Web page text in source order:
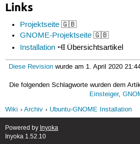
Links
Projektseite 🇬🇧
GNOME-Projektseite 🇬🇧
Installation
Übersichtsartikel
Diese Revision wurde am 1. April 2020
Die folgenden Schlagworte wurden dem
Einsteiger,
Wiki
Archiv Ubuntu-GNOME Installation
Powered by Inyoka
Inyoka 1.52.10